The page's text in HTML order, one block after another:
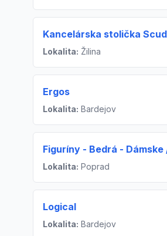
Kancelárska stolička
Lokalita: Žilina
Ergos
Lokalita: Bardejov
Figuríny - Bedrá - Dámske
Lokalita: Poprad
Logical
Lokalita: Bardejov